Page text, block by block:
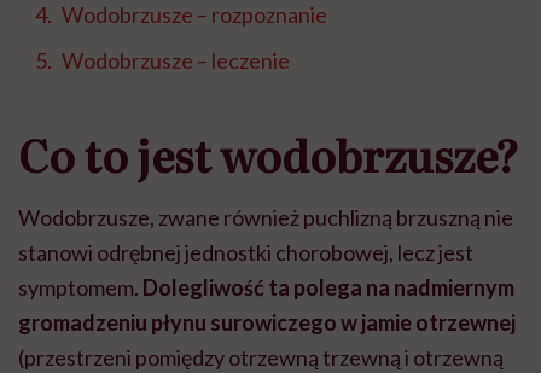
Wodobrzusze – rozpoznanie
Wodobrzusze – leczenie
Co to jest wodobrzusze?
Wodobrzusze, zwane również puchlizną brzuszną nie
stanowi odrębnej jednostki chorobowej, lecz jest
symptomem. Dolegliwość ta polega na nadmiernym
gromadzeniu płynu surowiczego w jamie otrzewnej
(przestrzeni pomiędzy otrzewną trzewną i otrzewną